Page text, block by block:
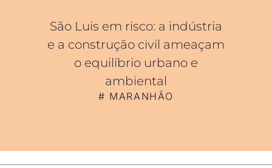
São Luis em risco: a indústria
e a construção civil ameaçam
o equilíbrio urbano e
ambiental
# MARANHÃO